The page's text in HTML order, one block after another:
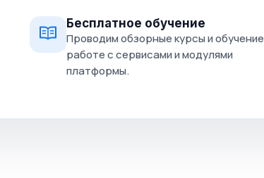
Бесплатное обучение
Проводим обзорные курсы и обучение
работе с сервисами и модулями
платформы.